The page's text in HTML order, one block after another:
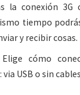
la conexión 3G
tiempo
y recibir cosas.
Elige cómo
USB o sin